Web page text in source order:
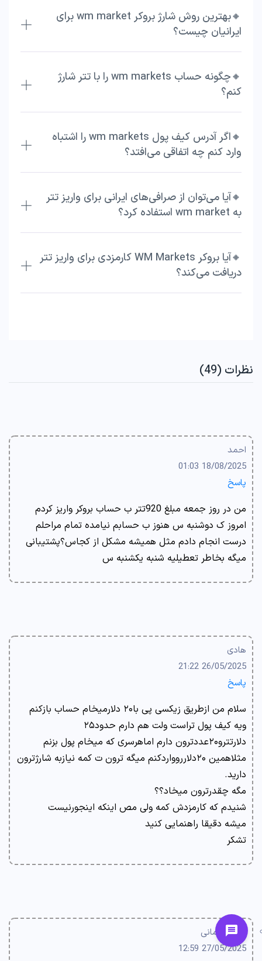
🔸بهترین روش شارژ بروکر wm market برای
ایرانیان چیست؟
🔸چگونه حساب wm markets را با تتر شارژ
کنم؟
🔸اگر آدرس کیف پول wm markets را اشتباه
وارد کنم چه اتفاقی می‌افتد؟
🔸آیا می‌توان از صرافی‌های ایرانی برای واریز تتر
به wm market استفاده کرد؟
🔸آیا بروکر WM Markets کارمزدی برای واریز تتر
دریافت می‌کند؟
نظرات (49)
احمد
18/08/2025 01:03
پاسخ
من در روز جمعه مبلغ 920تتر ب حساب بروکر واریز کردم
امروز ک دوشنبه س هنوز ب حسابم نیامده تمام مراحلم
درست انجام دادم مثل همیشه مشکل از کجاس؟پشتیبانی
میگه بخاطر تعطیلیه شنبه یکشنبه س
هادی
26/05/2025 21:22
پاسخ
سلام من ازطریق زیکسی پی با۲۰ دلارمیخام حساب بازکنم
ویه کیف پول تراست ولت هم دارم حدود۲۵
دلارتترو۲۰عددترون دارم اماهرسری که میخام پول بزنم
مثلاهمین ۲۰دلارروواردکنم میگه ترون ت کمه نیازبه شارژترون
دارید.
مگه چقدرترون میخاد؟؟
شنیدم که کارمزدش کمه ولی مص اینکه اینجورنیست
میشه دقیقا راهنمایی کنید
تشکر
ناصر سلمانی
27/05/2025 12:59